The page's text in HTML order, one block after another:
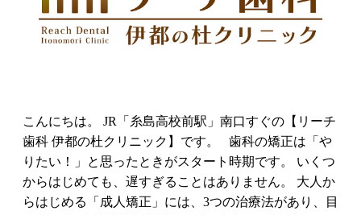
こんにちは。 JR「糸島高校前駅」南口すぐの【リーチ
歯科 伊都の杜クリニック】です。 歯科の矯正は「や
りたい！」と思ったときがスタート時期です。 いくつ
からはじめても、遅すぎることはありません。 大人か
らはじめる「成人矯正」には、3つの治療法があり、目